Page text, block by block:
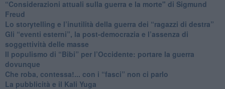
​“Considerazioni attuali sulla guerra e la morte" di Sigmund
Freud
​Lo storytelling e l’inutilità della guerra dei “ragazzi di destra”
​Gli “eventi esterni”, la post-democrazia e l’assenza di
soggettività delle masse
​Il populismo di “Bibi” per l’Occidente: portare la guerra
dovunque
​Che roba, contessa!... con i “fasci” non ci parlo
La pubblicità e il Kali Yuga